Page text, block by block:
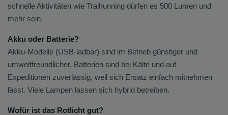
schnelle Aktivitäten wie Trailrunning dürfen es 500 Lumen und
mehr sein.
Akku oder Batterie?
Akku-Modelle (USB-ladbar) sind im Betrieb günstiger und
umweltfreundlicher. Batterien sind bei Kälte und auf
Expeditionen zuverlässig, weil sich Ersatz einfach mitnehmen
lässt. Viele Lampen lassen sich hybrid betreiben.
Wofür ist das Rotlicht gut?